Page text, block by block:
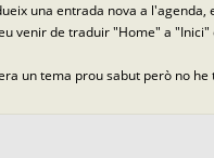
una entrada nova a
venir de traduir "Home" a
un tema prou sabut però no